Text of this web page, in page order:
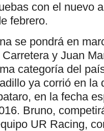
con el nuevo
febrero.
se pondrá en
y Juan
categoría del
ya corrió en la
en la fecha
Bruno,
UR Racing,